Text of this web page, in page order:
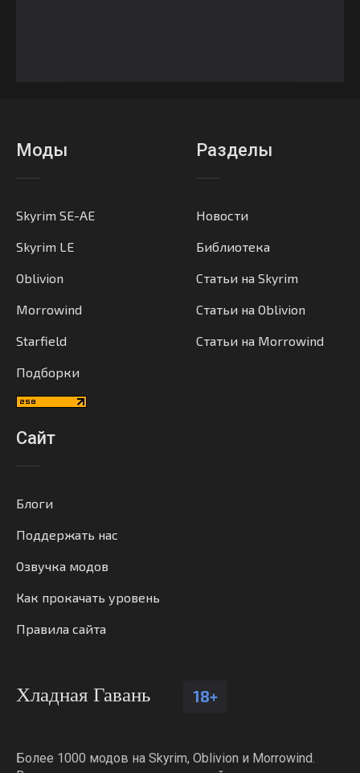
Моды
Skyrim SE-AE
Skyrim LE
Oblivion
Morrowind
Starfield
Подборки
Разделы
Новости
Библиотека
Статьи на Skyrim
Статьи на Oblivion
Статьи на Morrowind
Сайт
Блоги
Поддержать нас
Озвучка модов
Как прокачать уровень
Правила сайта
Хладная Гавань 18+
Более 1000 модов на Skyrim, Oblivion и Morrowind.